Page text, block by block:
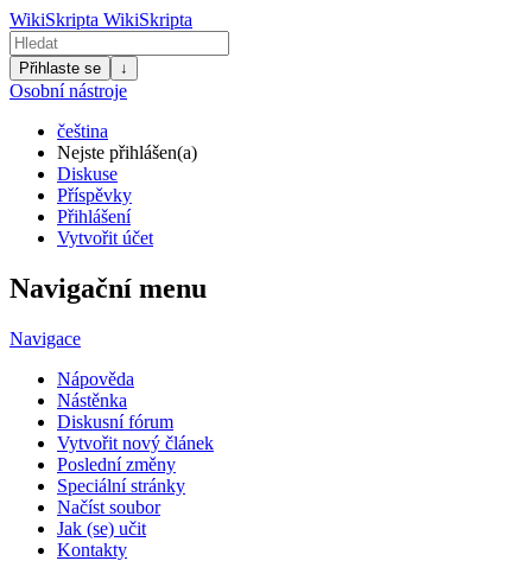
WikiSkripta WikiSkripta
Přihlaste se ↓
Osobní nástroje
čeština
Nejste přihlášen(a)
Diskuse
Příspěvky
Přihlášení
Vytvořit účet
Navigační menu
Navigace
Nápověda
Nástěnka
Diskusní fórum
Vytvořit nový článek
Poslední změny
Speciální stránky
Načíst soubor
Jak (se) učit
Kontakty